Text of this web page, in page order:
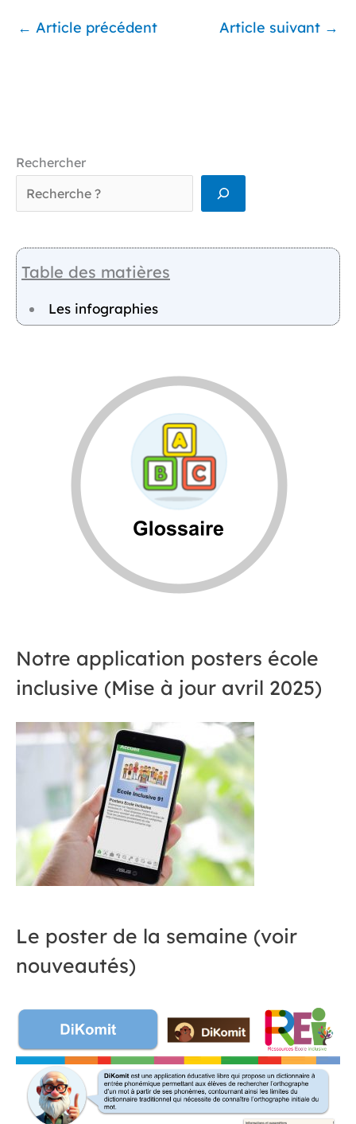
← Article précédent Article suivant →
Rechercher
Table des matières
Les infographies
Notre application posters école
inclusive (Mise à jour avril 2025)
Le poster de la semaine (voir
nouveautés)